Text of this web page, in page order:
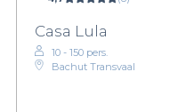
Casa Lula
10 - 150 pers.
Bachut Transvaal